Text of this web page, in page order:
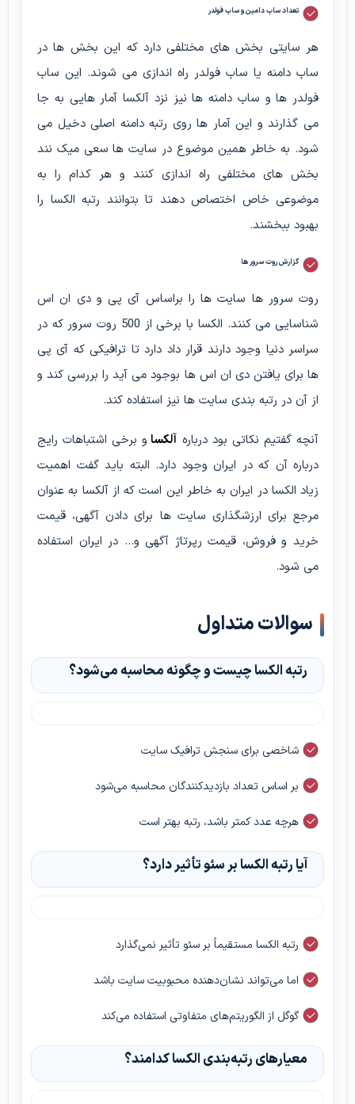
تعداد ساب دامین و ساب فولدر
هر سایتی بخش های مختلفی دارد که این بخش ها در
ساب دامنه یا ساب فولدر راه اندازی می شوند. این ساب
فولدر ها و ساب دامنه ها نیز نزد آلکسا آمار هایی به جا
می گذارند و این آمار ها روی رتبه دامنه اصلی دخیل می
شود. به خاطر همین موضوع در سایت ها سعی میک نند
بخش های مختلفی راه اندازی کنند و هر کدام را به
موضوعی خاص اختصاص دهند تا بتوانند رتبه الکسا را
بهبود ببخشند.
گزارش روت سرور ها
روت سرور ها سایت ها را براساس آی پی و دی ان اس
شناسایی می کنند. الکسا با برخی از 500 روت سرور که در
سراسر دنیا وجود دارند قرار داد دارد تا ترافیکی که آی پی
ها برای یافتن دی ان اس ها بوجود می آید را بررسی کند و
از آن در رتبه بندی سایت ها نیز استفاده کند.
آنچه گفتیم نکاتی بود درباره آلکسا و برخی اشتباهات رایج
درباره آن که در ایران وجود دارد. البته باید گفت اهمیت
زیاد الکسا در ایران به خاطر این است که از آلکسا به عنوان
مرجع برای ارزشگذاری سایت ها برای دادن آگهی، قیمت
خرید و فروش، قیمت رپرتاژ آگهی و… در ایران استفاده
می شود.
سوالات متداول
رتبه الکسا چیست و چگونه محاسبه می‌شود؟
شاخصی برای سنجش ترافیک سایت
بر اساس تعداد بازدیدکنندگان محاسبه می‌شود
هرچه عدد کمتر باشد، رتبه بهتر است
آیا رتبه الکسا بر سئو تأثیر دارد؟
رتبه الکسا مستقیماً بر سئو تأثیر نمی‌گذارد
اما می‌تواند نشان‌دهنده محبوبیت سایت باشد
گوگل از الگوریتم‌های متفاوتی استفاده می‌کند
معیارهای رتبه‌بندی الکسا کدامند؟